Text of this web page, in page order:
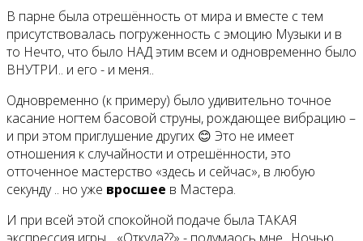
В парне была отрешённость от мира и вместе с тем
присутствовалась погруженность с эмоцию Музыки и в
то Нечто, что было НАД этим всем и одновременно было
ВНУТРИ.. и его - и меня..
Одновременно (к примеру) было удивительно точное
касание ногтем басовой струны, рождающее вибрацию –
и при этом приглушение других 😊 Это не имеет
отношения к случайности и отрешённости, это
отточенное мастерство «здесь и сейчас», в любую
секунду .. но уже вросшее в Мастера.
И при всей этой спокойной подаче была ТАКАЯ